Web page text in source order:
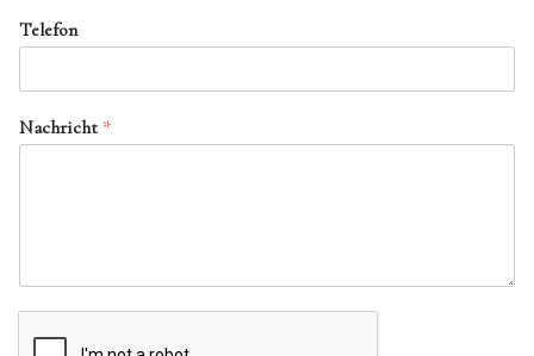
Telefon
Nachricht *